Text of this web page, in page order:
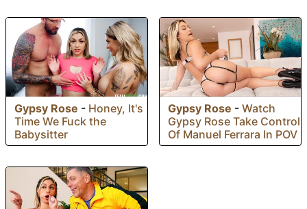
Gypsy Rose - Honey, It's
Time We Fuck the
Babysitter
Gypsy Rose - Watch
Gypsy Rose Take Control
Of Manuel Ferrara In POV